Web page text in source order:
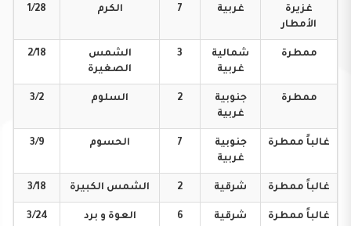
غزيرة
الأمطار
غربية 7 الكرم 1/28
ممطرة
شمالية
غربية
3
الشمس
الصغيرة
2/18
ممطرة
جنوبية
غربية
2 السلوم 3/2
غالباً ممطرة
جنوبية
غربية
7 الحسوم 3/9
غالباً ممطرة شرقية 2 الشمس الكبيرة 3/18
غالباً ممطرة شرقية 6
العوة و برد
3/24